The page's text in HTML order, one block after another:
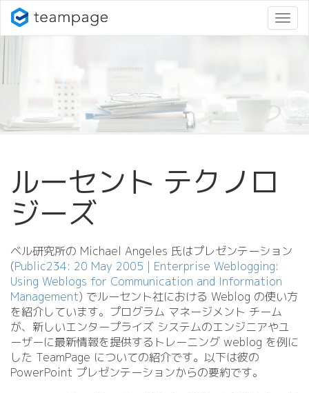
ナ
ビ
ルーセント テクノロ
ジーズ
ベル研究所の Michael Angeles 氏はプレゼンテーション
(Public234: 20 May 2005 | Enterprise Weblogging:
Using Weblogs for Communication and Information
Management) でルーセント社における Weblog の使い方
を紹介しています。プログラム マネージメント チーム
が、新しいエンタープライズ システムのエンジニアやユ
ーザーに最新情報を提供するトレーニング weblog を例に
した TeamPage についての紹介です。以下は彼の
PowerPoint プレゼンテーションからの要約です。